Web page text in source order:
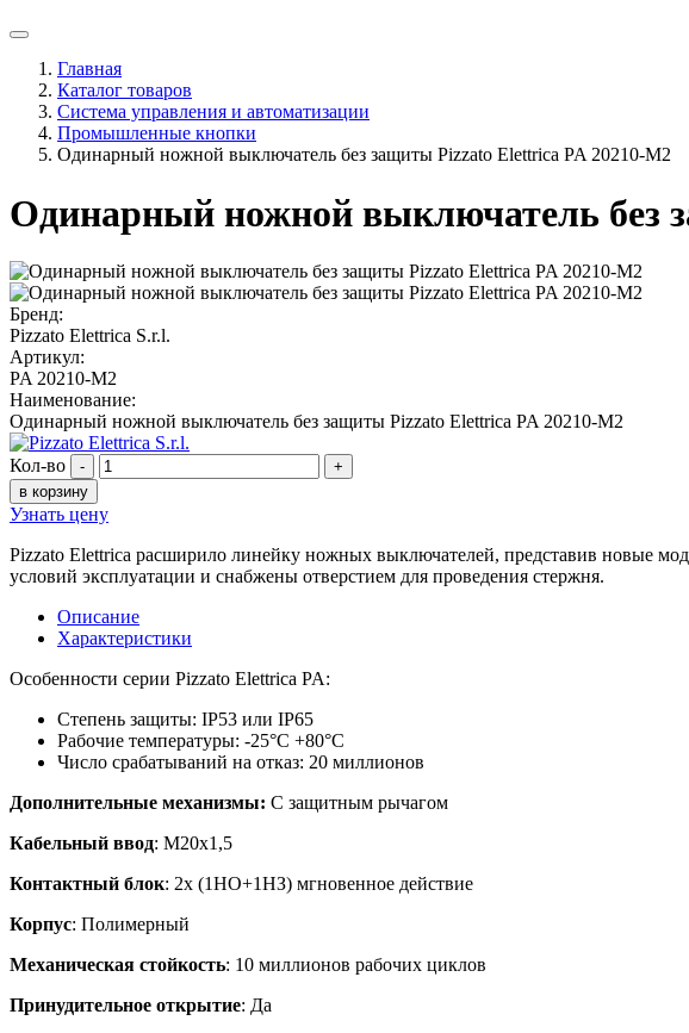
Главная
Каталог товаров
Система управления и автоматизации
Промышленные кнопки
Одинарный ножной выключатель без защиты Pizzato Elettrica PA 20210-M2
Одинарный ножной выключатель без
Бренд:
Pizzato Elettrica S.r.l.
Артикул:
PA 20210-M2
Наименование:
Одинарный ножной выключатель без защиты Pizzato Elettrica PA 20210-M2
Кол-во -
+
в корзину
Узнать цену
Pizzato Elettrica расширило линейку ножных выключателей, представив новые
условий эксплуатации и снабжены отверстием для проведения стержня.
Описание
Характеристики
Особенности серии Pizzato Elettrica PA:
Степень защиты: IP53 или IP65
Рабочие температуры: -25°С +80°С
Число срабатываний на отказ: 20 миллионов
Дополнительные механизмы: С защитным рычагом
Кабельный ввод: М20х1,5
Контактный блок: 2x (1НО+1НЗ) мгновенное действие
Корпус: Полимерный
Механическая стойкость: 10 миллионов рабочих циклов
Принудительное открытие: Да